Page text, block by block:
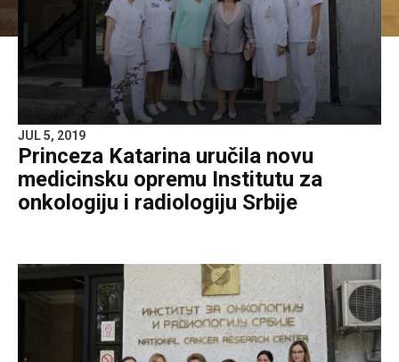
JUL 5, 2019
Princeza Katarina uručila novu
medicinsku opremu Institutu za
onkologiju i radiologiju Srbije